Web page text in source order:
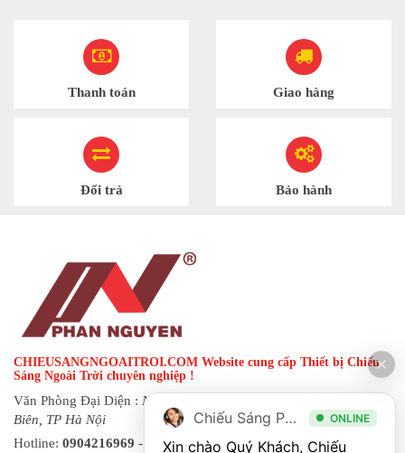
Thanh toán Giao hàng
Đổi trả Bảo hành
CHIEUSANGNGOAITROI.COM Website cung cấp Thiết bị Chiếu
Sáng Ngoài Trời chuyên nghiệp !
Văn Phòng Đại Diện : Ngõ 144 đường Hạ Trại, phường Long
Biên, TP Hà Nội
Hotline: 0904216969 - Fax:0243 873 8822| Email:
Chiếu Sáng Phan Nguyễn ONLINE
Xin chào Quý Khách, Chiếu